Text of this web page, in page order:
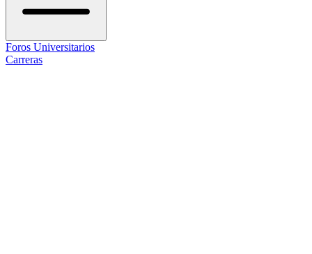
Foros Universitarios
Carreras